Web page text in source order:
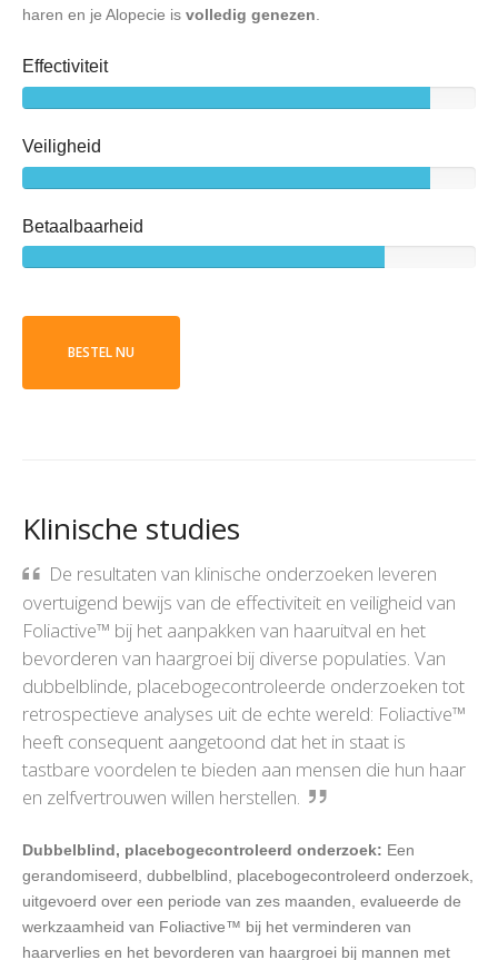
haren en je Alopecie is volledig genezen
Effectiviteit
Veiligheid
Betaalbaarheid
BESTEL NU
Klinische studies
De resultaten van klinische onderzoeken leveren
overtuigend bewijs van de effectiviteit en veiligheid van
Foliactive™ bij het aanpakken van haaruitval en het
bevorderen van haargroei bij diverse populaties. Van
dubbelblinde, placebogecontroleerde onderzoeken tot
retrospectieve analyses uit de echte wereld: Foliactive™
heeft consequent aangetoond dat het in staat is
tastbare voordelen te bieden aan mensen die hun haar
en zelfvertrouwen willen herstellen.
Dubbelblind, placebogecontroleerd onderzoek: Een
gerandomiseerd, dubbelblind, placebogecontroleerd onderzoek,
uitgevoerd over een periode van zes maanden, evalueerde de
werkzaamheid van Foliactive™ bij het verminderen van
haarverlies en het bevorderen van haargroei bij mannen met